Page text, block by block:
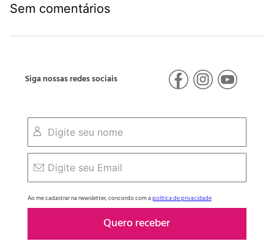
Sem comentários
Siga nossas redes sociais
Ao me cadastrar na newsletter, concordo com apolítica de privacidade
Quero receber